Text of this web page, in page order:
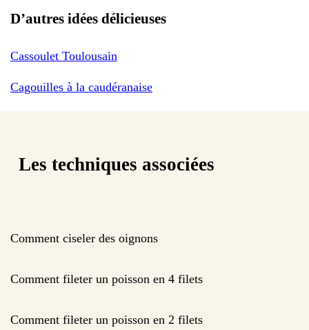
D’autres idées délicieuses
Cassoulet Toulousain
Cagouilles à la caudéranaise
Les techniques associées
Comment ciseler des oignons
Comment fileter un poisson en 4 filets
Comment fileter un poisson en 2 filets